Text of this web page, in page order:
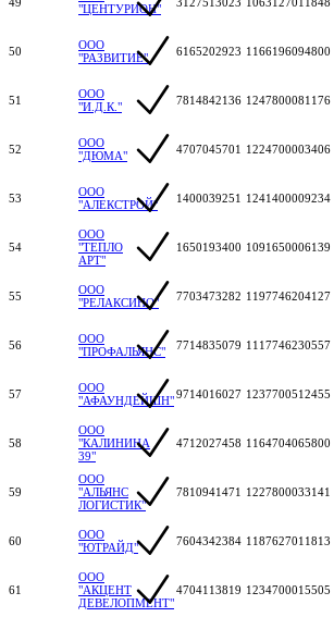
"ЦЕНТУРИОН"
50
ООО
"РАЗВИТИЕ"
6165202923 1166196094800
51
ООО
"И.Д.К."
7814842136 1247800081176
52
ООО
"ДЮМА"
4707045701 1224700003406
53
ООО
"АЛЕКСТРОЙ"
1400039251 1241400009234
54
ООО
"ТЕПЛО
АРТ"
1650193400 1091650006139
55
ООО
"РЕЛАКСИНО"
7703473282 1197746204127
56
ООО
"ПРОФАЛЬЯНС"
7714835079 1117746230557
57
ООО
"АФАУНДЕЙШН"9714016027 1237700512455
58
ООО
"КАЛИНИНА
39"
4712027458 1164704065800
59
ООО
"АЛЬЯНС
ЛОГИСТИК"
7810941471 1227800033141
60
ООО
"ЮТРАЙД"
7604342384 1187627011813
61
ООО
"АКЦЕНТ
ДЕВЕЛОПМЕНТ"
4704113819 1234700015505